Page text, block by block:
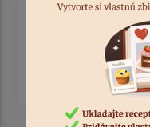
Ohodnotiť
Prihláste sa, ak